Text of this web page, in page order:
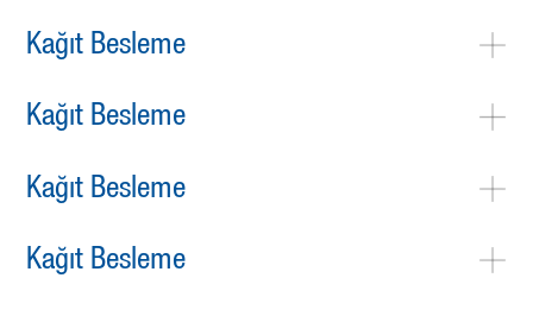
Kağıt Besleme
Kağıt Besleme
Kağıt Besleme
Kağıt Besleme